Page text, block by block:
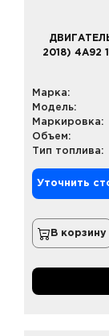
2018) 4A92
Марка:
Модель:
Маркировка:
Объем:
Тип топлива:
Уточнить
В корзину